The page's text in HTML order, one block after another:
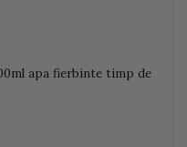
apa fierbinte timp de